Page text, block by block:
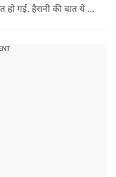
गई. हैरानी की बात ये है